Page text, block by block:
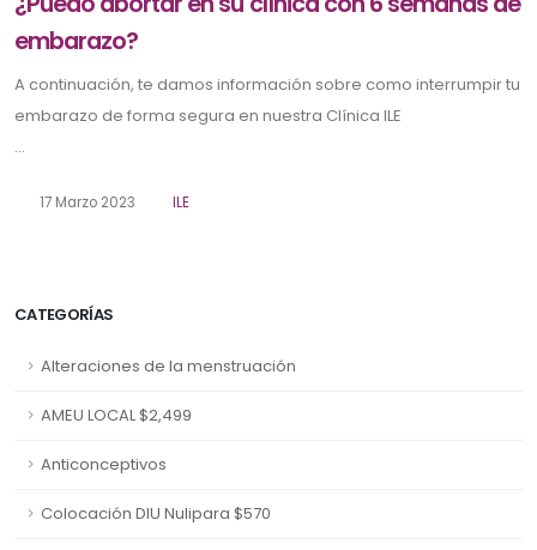
CATEGORÍAS
Alteraciones de la menstruación
AMEU LOCAL $2,499
Anticonceptivos
Colocación DIU Nulipara $570
embarazo?
A continuación, te damos información sobre como interrumpir tu
embarazo de forma segura en nuestra Clínica ILE
...
17 Marzo 2023 ILE